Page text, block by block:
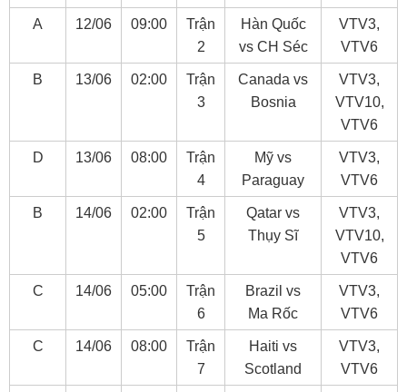
A 12/06 09:00
Trận
2
Hàn Quốc
vs CH Séc
VTV3,
VTV6
B 13/06 02:00
Trận
3
Canada vs
Bosnia
VTV3,
VTV10,
VTV6
D 13/06 08:00
Trận
4
Mỹ vs
Paraguay
VTV3,
VTV6
B 14/06 02:00
Trận
5
Qatar vs
Thụy Sĩ
VTV3,
VTV10,
VTV6
C 14/06 05:00
Trận
6
Brazil vs
Ma Rốc
VTV3,
VTV6
C 14/06 08:00
Trận
7
Haiti vs
Scotland
VTV3,
VTV6